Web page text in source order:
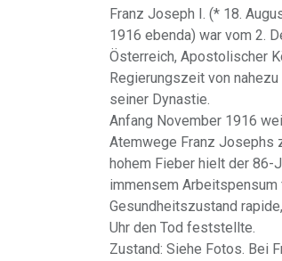
Franz Joseph I. (* 18.
1916 ebenda) war vom 2.
Österreich, Apostolischer
Regierungszeit von
seiner Dynastie.
Anfang November 1916
Atemwege Franz Josephs
hohem Fieber hielt der 86-
immensem
Gesundheitszustand
Uhr den Tod feststellte.
Zustand: Siehe Fotos. Bei